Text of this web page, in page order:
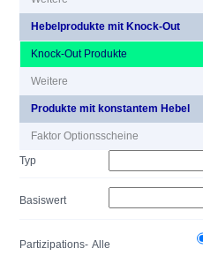
Hebelprodukte mit Knock-Out
Knock-Out Produkte
Weitere
Produkte mit konstantem Hebel
Faktor Optionsscheine
Typ
Basiswert
Partizipations- Alle